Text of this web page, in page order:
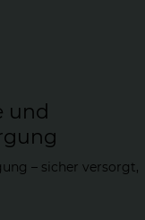
und
– sicher versorgt,